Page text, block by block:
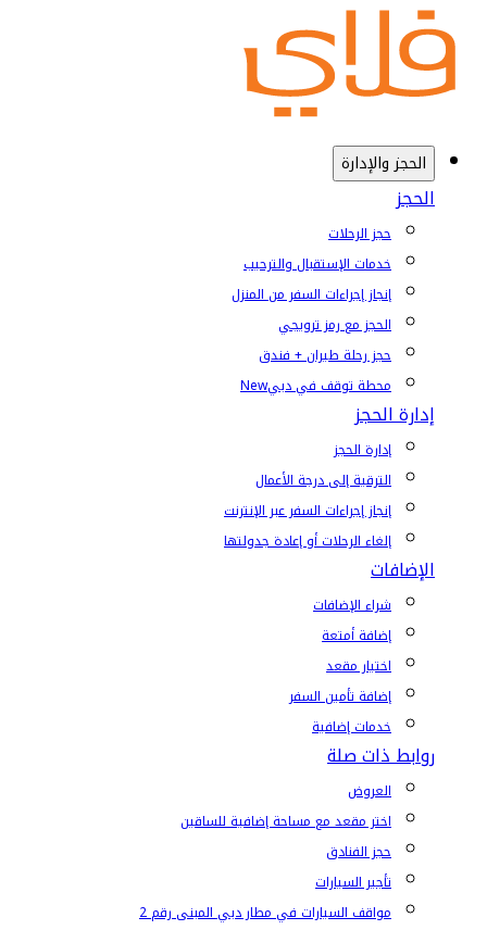
الحجز والإدارة
الحجز
حجز الرحلات
خدمات الإستقبال والترحيب
إنجاز إجراءات السفر من المنزل
الحجز مع رمز ترويجي
حجز رحلة طيران + فندق
محطة توقف في دبيNew
إدارة الحجز
إدارة الحجز
الترقية إلى درجة الأعمال
إنجاز إجراءات السفر عبر الإنترنت
إلغاء الرحلات أو إعادة جدولتها
الإضافات
شراء الإضافات
إضافة أمتعة
اختيار مقعد
إضافة تأمين السفر
خدمات إضافية
روابط ذات صلة
العروض
اختر مقعد مع مساحة إضافية للساقين
حجز الفنادق
تأجير السيارات
مواقف السيارات في مطار دبي المبنى رقم 2